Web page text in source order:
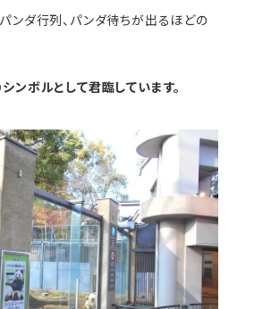
ンダ行列、パンダ待ちが出るほどの
ンボルとして君臨しています。